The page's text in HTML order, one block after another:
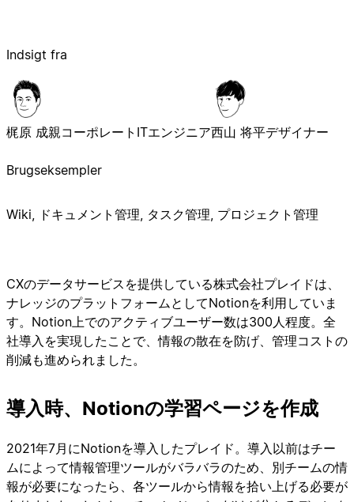
CXのデータサービスを提供している株式会社プレイドは、
ナレッジのプラットフォームとしてNotionを利用していま
す。Notion上でのアクティブユーザー数は300人程度。全
社導入を実現したことで、情報の散在を防げ、管理コストの
削減も進められました。
導入時、Notionの学習ページを作成
2021年7月にNotionを導入したプレイド。導入以前はチー
ムによって情報管理ツールがバラバラのため、別チームの情
報が必要になったら、各ツールから情報を拾い上げる必要が
Indsigt fra
梶原 成親コーポレートITエンジニア西山 将平デザイナー
Brugseksempler
Wiki, ドキュメント管理, タスク管理, プロジェクト管理